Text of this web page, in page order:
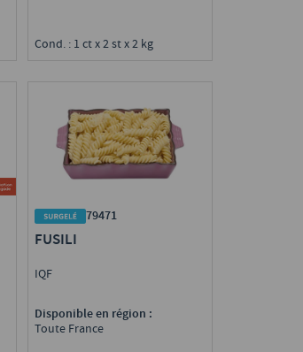
Cond. : 1 ct x 2 st x 2 kg
79471
FUSILI
IQF
Disponible en région :
Toute France